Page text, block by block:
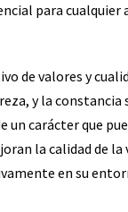
para cualquier
de valores y
y la constancia
un carácter que
la calidad de la
en su